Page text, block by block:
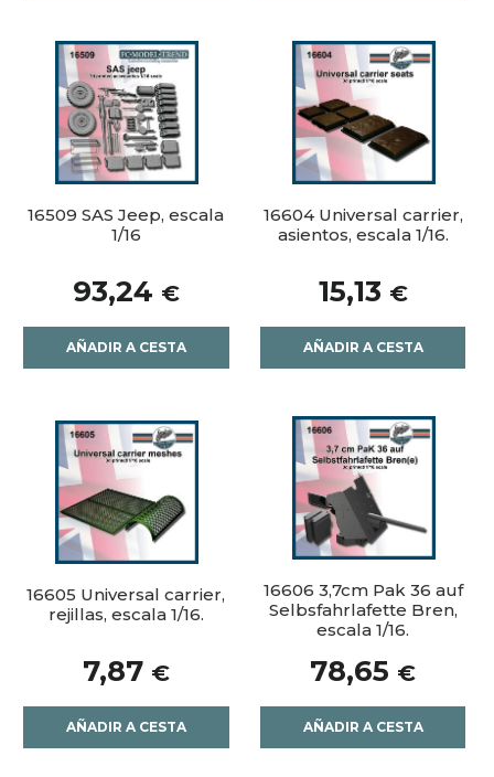
16509 SAS Jeep, escala
1/16
93,24 €
AÑADIR A CESTA
16604 Universal carrier,
asientos, escala 1/16.
15,13 €
AÑADIR A CESTA
16605 Universal carrier,
rejillas, escala 1/16.
7,87 €
AÑADIR A CESTA
16606 3,7cm Pak 36 auf
Selbsfahrlafette Bren,
escala 1/16.
78,65 €
AÑADIR A CESTA